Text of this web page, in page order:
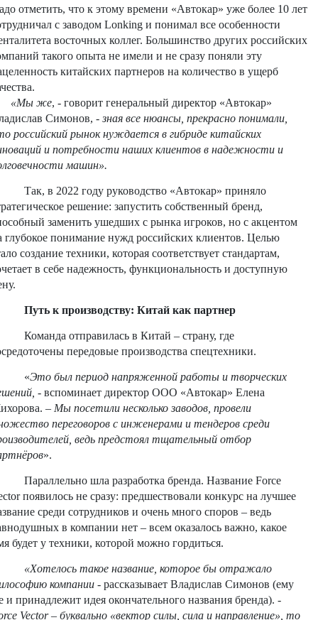
отметить, что к этому времени «Автокар» уже более 10 лет
с заводом Lonking и понимал все особенности
восточных коллег. Большинство других российских
такого опыта не имели и не сразу поняли эту
китайских партнеров на количество в ущерб
«Мы же, - говорит генеральный директор «Автокар»
Симонов, - зная все нюансы, прекрасно понимали,
российский рынок нуждается в гибриде китайских
и потребности наших клиентов в надежности и
машин».
Так, в 2022 году руководство «Автокар» приняло
решение: запустить собственный бренд,
заменить ушедших с рынка игроков, но с акцентом
глубокое понимание нужд российских клиентов. Целью
создание техники, которая соответствует стандартам,
в себе надежность, функциональность и доступную
Путь к производству: Китай как партнер
Команда отправилась в Китай – страну, где
передовые производства спецтехники.
«Это был период напряженной работы и творческих
- вспоминает директор ООО «Автокар» Елена
– Мы посетили несколько заводов, провели
переговоров с инженерами и тендеров среди
ведь предстоял тщательный отбор
».
Параллельно шла разработка бренда. Название Force
появилось не сразу: предшествовали конкурс на лучшее
среди сотрудников и очень много споров – ведь
в компании нет – всем оказалось важно, какое
будет у техники, которой можно гордиться.
«Хотелось такое название, которое бы отражало
компании - рассказывает Владислав Симонов (ему
и принадлежит идея окончательного названия бренда). -
Vector – буквально «вектор силы, сила и направление», то